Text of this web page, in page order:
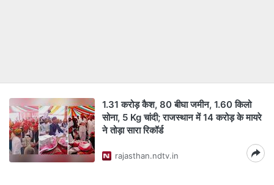
1.31 करोड़ कैश, 80 बीघा जमीन, 1.60 किलो
सोना, 5 Kg चांदी; राजस्थान में 14 करोड़ के मायरे
ने तोड़ा सारा रिकॉर्ड
rajasthan.ndtv.in